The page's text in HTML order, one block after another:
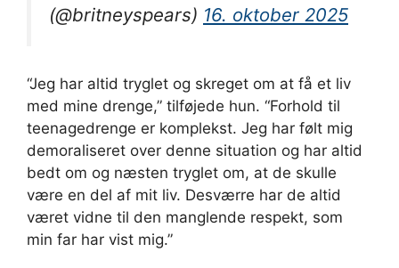
(@britneyspears) 16. oktober 2025
“Jeg har altid tryglet og skreget om at få et liv
med mine drenge,” tilføjede hun. “Forhold til
teenagedrenge er komplekst. Jeg har følt mig
demoraliseret over denne situation og har altid
bedt om og næsten tryglet om, at de skulle
være en del af mit liv. Desværre har de altid
været vidne til den manglende respekt, som
min far har vist mig.”